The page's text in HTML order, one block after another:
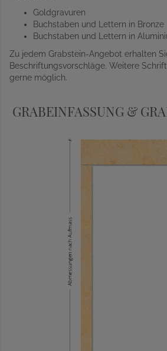
Goldgravuren
Buchstaben und Lettern in Bronze
Buchstaben und Lettern in
Zu jedem Grabstein-Angebot erhalten
Beschriftungsvorschläge. Weitere
gerne möglich.
GRABEINFASSUNG &